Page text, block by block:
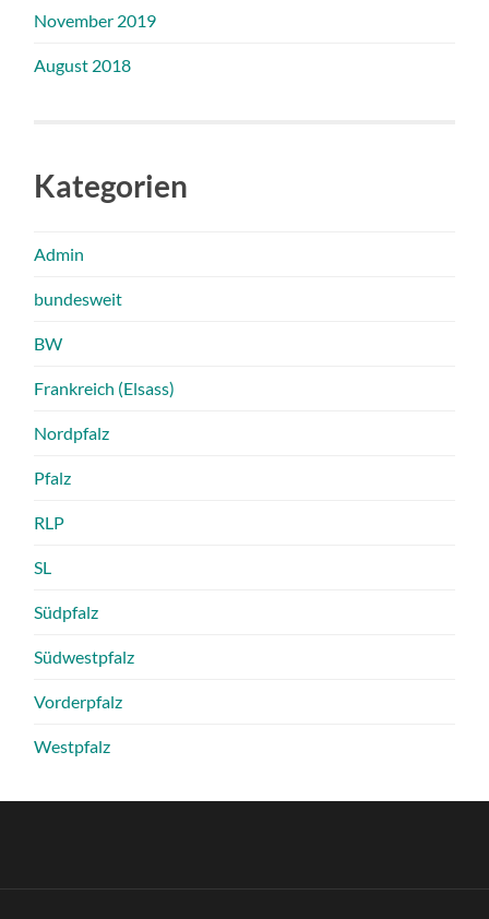
November 2019
August 2018
Kategorien
Admin
bundesweit
BW
Frankreich (Elsass)
Nordpfalz
Pfalz
RLP
SL
Südpfalz
Südwestpfalz
Vorderpfalz
Westpfalz